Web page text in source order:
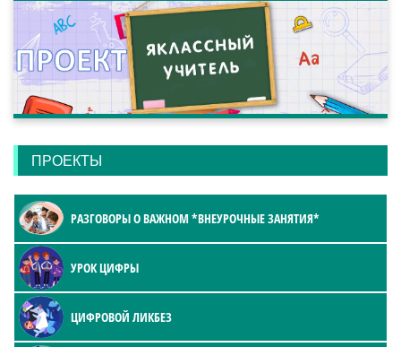
ПРОЕКТЫ
РАЗГОВОРЫ О ВАЖНОМ *ВНЕУРОЧНЫЕ ЗАНЯТИЯ*
УРОК ЦИФРЫ
ЦИФРОВОЙ ЛИКБЕЗ